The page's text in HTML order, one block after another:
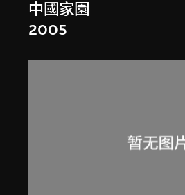
中國家園
2005